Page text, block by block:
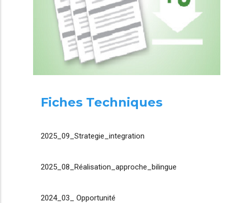
Fiches Techniques
2025_09_Strategie_integration
2025_08_Réalisation_approche_bilingue
2024_03_ Opportunité